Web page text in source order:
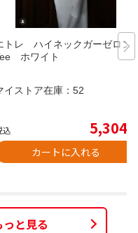
トレ ハイネックガーゼロン
ホワイト
イストア在庫： 52
込 5,304
カートに入れる
と見る